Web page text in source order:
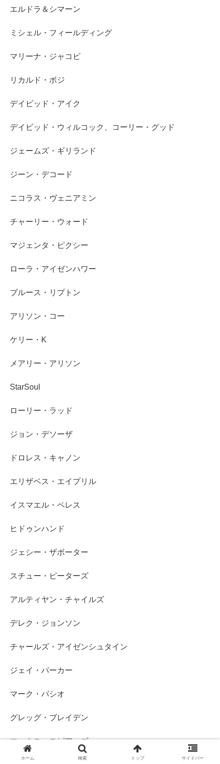
エルドラ＆シマーン
ミシェル・フィールディング
マリーナ・ジャコビ
リカルド・ボジ
デイビッド・アイク
デイビッド・ウィルコック、コーリー・グッド
ジェームズ・ギリランド
ジーン・デコード
ニコラス・ヴェニアミン
チャーリー・ウォード
マジェンタ・ピクシー
ローラ・アイゼンハワー
ブルース・リプトン
アリソン・コー
ケリー・K
メアリー・アリソン
StarSoul
ローリー・ラッド
ジョン・デソーザ
ドロレス・キャノン
エリザベス・エイプリル
イスマエル・ペレス
ヒドゥンハンド
ジェシー・ザボーター
スチュー・ピーターズ
アルティヤン・チャイルズ
デレク・ジョンソン
チャールズ・アイゼンシュタイン
ジェイ・パーカー
マーク・パシオ
グレッグ・ブレイデン
マックス・スピアーズ
ホーム 検索 トップ サイドバー